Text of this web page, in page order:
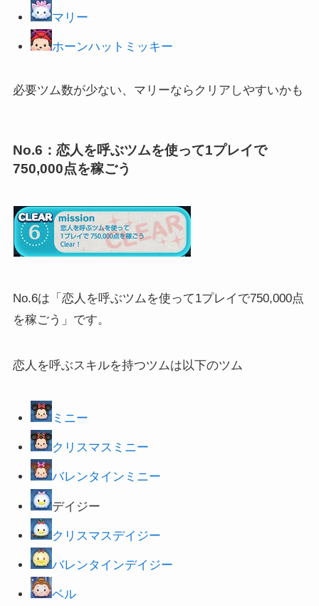
マリー
ホーンハットミッキー
必要ツム数が少ない、マリーならクリアしやすいかも
No.6：恋人を呼ぶツムを使って1プレイで
750,000点を稼ごう
No.6は「恋人を呼ぶツムを使って1プレイで750,000点
を稼ごう」です。
恋人を呼ぶスキルを持つツムは以下のツム
ミニー
クリスマスミニー
バレンタインミニー
デイジー
クリスマスデイジー
バレンタインデイジー
ベル